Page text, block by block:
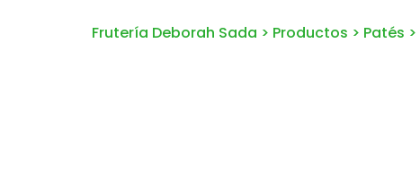
Frutería Deborah Sada > Productos > Patés >